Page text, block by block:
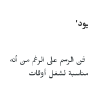
الرسم على الرغم من أنه
لشغل أوقات